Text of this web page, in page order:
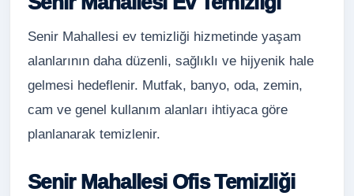
Senir Mahallesi ev temizliği hizmetinde yaşam
alanlarının daha düzenli, sağlıklı ve hijyenik hale
gelmesi hedeflenir. Mutfak, banyo, oda, zemin,
cam ve genel kullanım alanları ihtiyaca göre
planlanarak temizlenir.
Senir Mahallesi Ofis Temizliği